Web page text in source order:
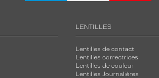
LENTILLES
Lentilles de contact
Lentilles correctrices
Lentilles de couleur
Lentilles Journalières